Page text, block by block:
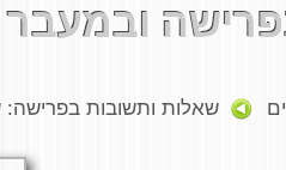
ובמעבר
שאלות ותשובות בפרישה: